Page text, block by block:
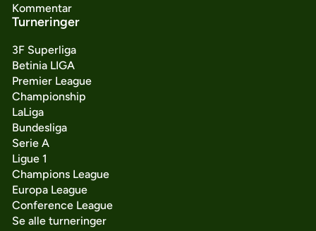
Kommentar
Turneringer
3F Superliga
Betinia LIGA
Premier League
Championship
LaLiga
Bundesliga
Serie A
Ligue 1
Champions League
Europa League
Conference League
Se alle turneringer